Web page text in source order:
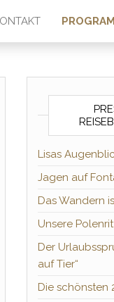
Lisas
Jagen auf
Das Wandern
Unsere
Der
auf Tier“
Die schönsten